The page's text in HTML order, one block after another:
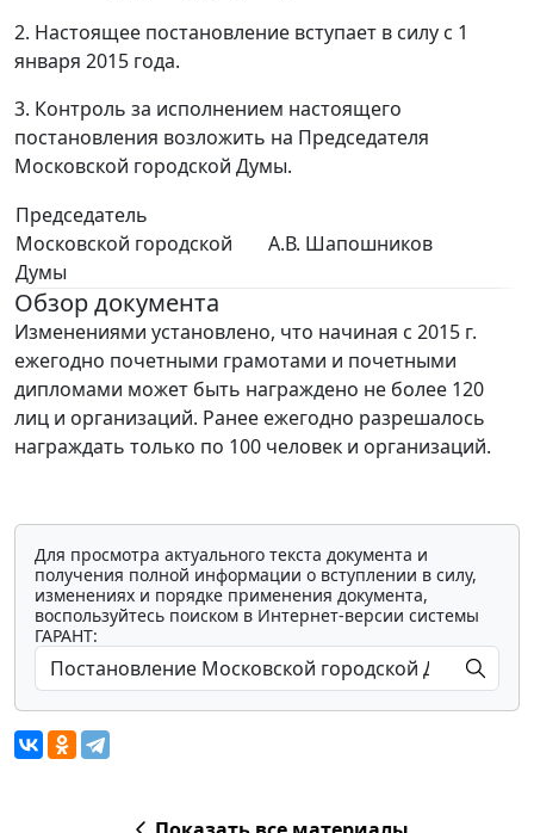
2. Настоящее постановление вступает в силу с 1
января 2015 года.
3. Контроль за исполнением настоящего
постановления возложить на Председателя
Московской городской Думы.
Председатель
Московской городской
Думы
А.В. Шапошников
Обзор документа
Изменениями установлено, что начиная с 2015 г.
ежегодно почетными грамотами и почетными
дипломами может быть награждено не более 120
лиц и организаций. Ранее ежегодно разрешалось
награждать только по 100 человек и организаций.
Для просмотра актуального текста документа и
получения полной информации о вступлении в силу,
изменениях и порядке применения документа,
воспользуйтесь поиском в Интернет-версии системы
ГАРАНТ: